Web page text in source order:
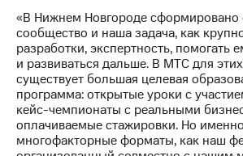
«В Нижнем Новгороде сформировано
сообщество и наша задача, как
разработки, экспертность, помогать
и развиваться дальше. В МТС для
существует большая целевая
программа: открытые уроки с
кейс-чемпионаты с реальными
оплачиваемые стажировки. Но
многофакторные форматы, как наш